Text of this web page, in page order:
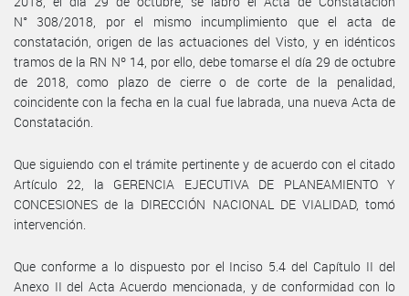
N° 308/2018, por el mismo incumplimiento que el acta de
constatación, origen de las actuaciones del Visto, y en idénticos
tramos de la RN Nº 14, por ello, debe tomarse el día 29 de octubre
de 2018, como plazo de cierre o de corte de la penalidad,
coincidente con la fecha en la cual fue labrada, una nueva Acta de
Constatación.
Que siguiendo con el trámite pertinente y de acuerdo con el citado
Artículo 22, la GERENCIA EJECUTIVA DE PLANEAMIENTO Y
CONCESIONES de la DIRECCIÓN NACIONAL DE VIALIDAD, tomó
intervención.
Que conforme a lo dispuesto por el Inciso 5.4 del Capítulo II del
Anexo II del Acta Acuerdo mencionada, y de conformidad con lo